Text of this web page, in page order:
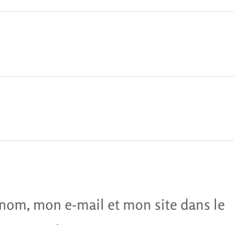
mon e-mail et mon site dans le